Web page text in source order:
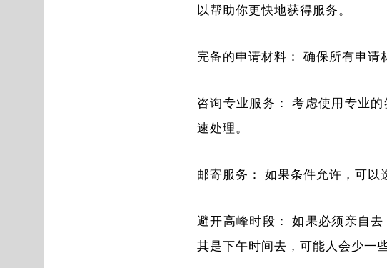
以帮助你更快地获得服务。
完备的申请材料： 确保所有申请
咨询专业服务： 考虑使用专业
速处理。
邮寄服务： 如果条件允许，可以
避开高峰时段： 如果必须亲自
其是下午时间去，可能人会少一些